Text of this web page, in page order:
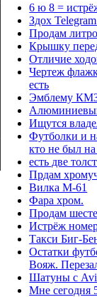
6 ю 8 =
Здох
Продам
Крышку
Отличие
Чертеж
есть
Эмблему
Ищутся
Футболки и
кто не был
есть две
Прдам
Вилка М-61
Фара хром.
Продам
Истрёж
Такси Биг-
Остатки
Вояж.
Шатуны с
Мне сегодня